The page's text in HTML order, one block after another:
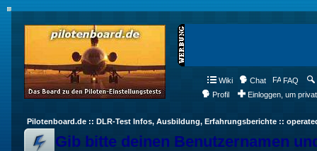
Wiki Chat FAQ
Profil
Einloggen, um
Pilotenboard.de :: DLR-Test Infos, Ausbildung, Erfahrungsberichte ::
Gib bitte deinen Benutzernamen